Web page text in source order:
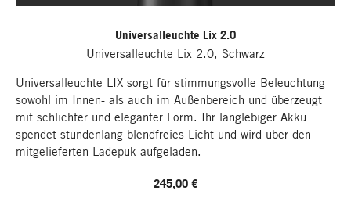
Universalleuchte Lix 2.0
Universalleuchte Lix 2.0, Schwarz
Universalleuchte LIX sorgt für stimmungsvolle Beleuchtung
sowohl im Innen- als auch im Außenbereich und überzeugt
mit schlichter und eleganter Form. Ihr langlebiger Akku
spendet stundenlang blendfreies Licht und wird über den
mitgelieferten Ladepuk aufgeladen.
245,00 €